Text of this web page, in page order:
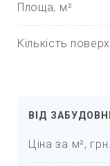
Площа, м²
Кількість
ВІД
Ціна за м², грн.